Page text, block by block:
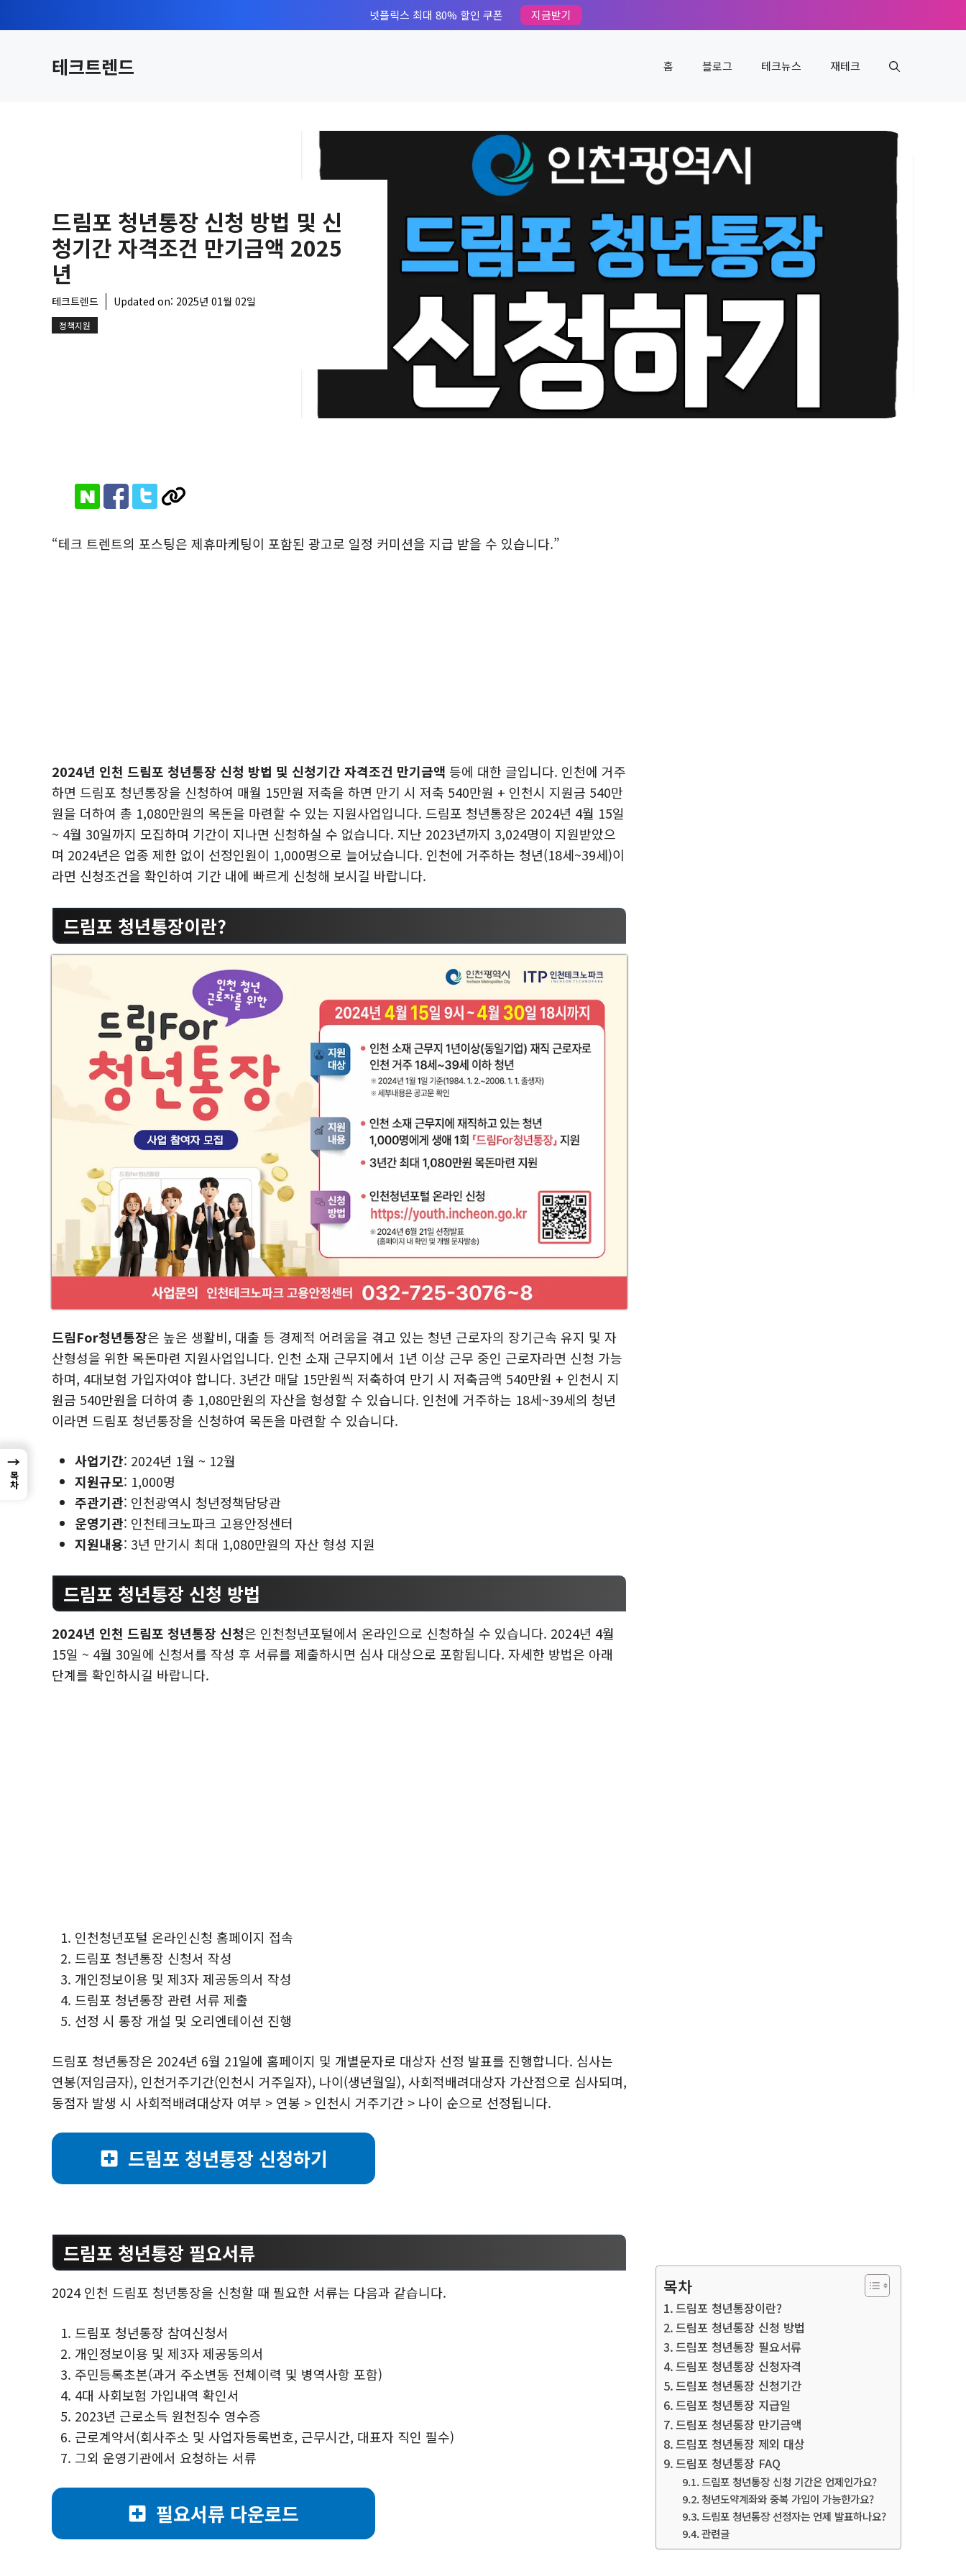
텐
넷플릭스 최대 80% 할인 쿠폰 지금받기
테크트렌드 홈 블로그 테크뉴스 재테크
드림포 청년통장 신청 방법 및 신
청기간 자격조건 만기금액 2025
년
테크트렌드 Updated on: 2025년 01월 02일
정책지원
“테크 트렌트의 포스팅은 제휴마케팅이 포함된 광고로 일정 커미션을 지급 받을 수 있습니다.”
2024년 인천 드림포 청년통장 신청 방법 및 신청기간 자격조건 만기금액 등에 대한 글입니다. 인천에 거주
하면 드림포 청년통장을 신청하여 매월 15만원 저축을 하면 만기 시 저축 540만원 + 인천시 지원금 540만
원을 더하여 총 1,080만원의 목돈을 마련할 수 있는 지원사업입니다. 드림포 청년통장은 2024년 4월 15일
~ 4월 30일까지 모집하며 기간이 지나면 신청하실 수 없습니다. 지난 2023년까지 3,024명이 지원받았으
며 2024년은 업종 제한 없이 선정인원이 1,000명으로 늘어났습니다. 인천에 거주하는 청년(18세~39세)이
라면 신청조건을 확인하여 기간 내에 빠르게 신청해 보시길 바랍니다.
드림포 청년통장이란?
드림For청년통장은 높은 생활비, 대출 등 경제적 어려움을 겪고 있는 청년 근로자의 장기근속 유지 및 자
산형성을 위한 목돈마련 지원사업입니다. 인천 소재 근무지에서 1년 이상 근무 중인 근로자라면 신청 가능
하며, 4대보험 가입자여야 합니다. 3년간 매달 15만원씩 저축하여 만기 시 저축금액 540만원 + 인천시 지
원금 540만원을 더하여 총 1,080만원의 자산을 형성할 수 있습니다. 인천에 거주하는 18세~39세의 청년
이라면 드림포 청년통장을 신청하여 목돈을 마련할 수 있습니다.
사업기간: 2024년 1월 ~ 12월
지원규모: 1,000명
주관기관: 인천광역시 청년정책담당관
운영기관: 인천테크노파크 고용안정센터
지원내용: 3년 만기시 최대 1,080만원의 자산 형성 지원
드림포 청년통장 신청 방법
2024년 인천 드림포 청년통장 신청은 인천청년포털에서 온라인으로 신청하실 수 있습니다. 2024년 4월
15일 ~ 4월 30일에 신청서를 작성 후 서류를 제출하시면 심사 대상으로 포함됩니다. 자세한 방법은 아래
단계를 확인하시길 바랍니다.
인천청년포털 온라인신청 홈페이지 접속
드림포 청년통장 신청서 작성
개인정보이용 및 제3자 제공동의서 작성
드림포 청년통장 관련 서류 제출
선정 시 통장 개설 및 오리엔테이션 진행
드림포 청년통장은 2024년 6월 21일에 홈페이지 및 개별문자로 대상자 선정 발표를 진행합니다. 심사는
연봉(저임금자), 인천거주기간(인천시 거주일자), 나이(생년월일), 사회적배려대상자 가산점으로 심사되며,
동점자 발생 시 사회적배려대상자 여부 > 연봉 > 인천시 거주기간 > 나이 순으로 선정됩니다.
드림포 청년통장 신청하기
드림포 청년통장 필요서류
2024 인천 드림포 청년통장을 신청할 때 필요한 서류는 다음과 같습니다.
드림포 청년통장 참여신청서
개인정보이용 및 제3자 제공동의서
주민등록초본(과거 주소변동 전체이력 및 병역사항 포함)
4대 사회보험 가입내역 확인서
2023년 근로소득 원천징수 영수증
근로계약서(회사주소 및 사업자등록번호, 근무시간, 대표자 직인 필수)
그외 운영기관에서 요청하는 서류
필요서류 다운로드
목차
드림포 청년통장이란?
드림포 청년통장 신청 방법
드림포 청년통장 필요서류
드림포 청년통장 신청자격
드림포 청년통장 신청기간
드림포 청년통장 지급일
드림포 청년통장 만기금액
드림포 청년통장 제외 대상
드림포 청년통장 FAQ
드림포 청년통장 신청 기간은 언제인가요?
청년도약계좌와 중복 가입이 가능한가요?
드림포 청년통장 선정자는 언제 발표하나요?
관련글
→
목차